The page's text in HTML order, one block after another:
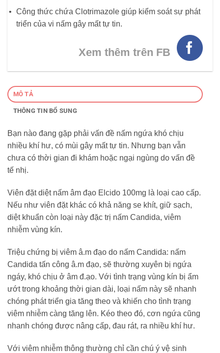
Công thức chứa Clotrimazole giúp kiểm soát sự phát
triển của vi nấm gây mất tự tin.
Xem thêm trên FB
MÔ TẢ
THÔNG TIN BỔ SUNG
Bạn nào đang gặp phải vấn đề nấm ngứa khó chịu
nhiều khí hư, có mùi gây mất tự tin. Nhưng bạn vẫn
chưa có thời gian đi khám hoặc ngại ngùng do vấn đề
tế nhị.
Viên đặt diệt nấm âm đạo Elcido 100mg là loại cao cấp.
Nếu như viên đặt khác có khả năng se khít, giữ sạch,
diệt khuẩn còn loại này đặc trị nấm Candida, viêm
nhiễm vùng kín.
Triệu chứng bị viêm â.m đạo do nấm Candida: nấm
Candida tấn công â.m đạo, sẽ thường xuyên bị ngứa
ngáy, khó chịu ở âm đ.ạo. Với tình trạng vùng kín bị ẩm
ướt trong khoảng thời gian dài, loại nấm này sẽ nhanh
chóng phát triển gia tăng theo và khiến cho tình trạng
viêm nhiễm càng tăng lên. Kéo theo đó, cơn ngứa cũng
nhanh chóng được nâng cấp, đau rát, ra nhiều khí hư.
Với viêm nhiễm thông thường chỉ cần chú ý vệ sinh